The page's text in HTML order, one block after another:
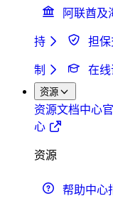
阿联酋及
持 担保
制 在线
资源
资源文档中心
心
资源
帮助中心